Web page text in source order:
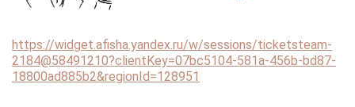
https://widget.afisha.yandex.ru/w/sessions/ticketsteam-
2184@58491210?clientKey=07bc5104-581a-456b-bd87-
18800ad885b2&regionId=128951